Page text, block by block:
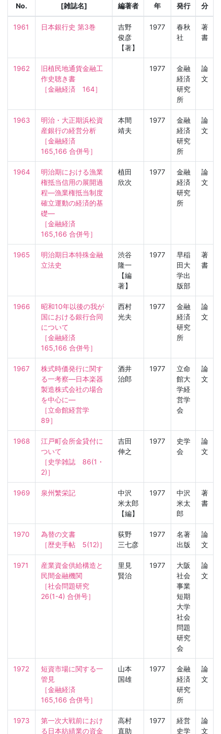
No.
[雑誌名]
編著者
年
発行
分
1961 日本銀行史 第3巻
吉野
俊彦
【著】
1977
春秋
社
著
書
1962
旧植民地通貨金融工
作史聴き書
［金融経済　164］
1977
金融
経済
研究
所
論
文
1963
明治・大正期浜松資
産銀行の経営分析
［金融経済
165,166 合併号］
本間
靖夫
1977
金融
経済
研究
所
論
文
1964
明治期における漁業
権抵当信用の展開過
程—漁業権抵当制度
確立運動の経済的基
礎—
［金融経済
165,166 合併号］
植田
欣次
1977
金融
経済
研究
所
論
文
1965
明治期日本特殊金融
立法史
渋谷
隆一
【編
著】
1977
早稲
田大
学出
版部
著
書
1966
昭和10年以後の我が
国における銀行合同
について
［金融経済
165,166 合併号］
西村
光夫
1977
金融
経済
研究
所
論
文
1967
株式時価発行に関す
る一考察—日本楽器
製造株式会社の場合
を中心に—
［立命館経営学
89］
酒井
治郎
1977
立命
館大
学経
営学
会
論
文
1968
江戸町会所金貸付に
ついて
［史学雑誌　86(1・
2)］
吉田
伸之
1977
史学
会
論
文
1969 泉州繁栄記
中沢
米太郎
【編】
1977
中沢
米太
郎
著
書
1970
為替の文書
［歴史手帖　5(12)］
荻野
三七彦
1977
名著
出版
論
文
1971
産業資金供給構造と
民間金融機関
［社会問題研究
26(1-4) 合併号］
里見
賢治
1977
大阪
社会
事業
短期
大学
社会
問題
研究
会
論
文
1972
短資市場に関する一
管見
［金融経済
165,166 合併号］
山本
国雄
1977
金融
経済
研究
所
論
文
1973
第一次大戦前におけ
る日本紡績業の資金
高村
直助
1977
経営
史学
論
文